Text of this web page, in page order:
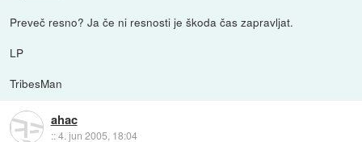
Preveč resno? Ja če ni resnosti je škoda čas zapravljat.
LP
TribesMan
ahac
::4. jun 2005, 18:04